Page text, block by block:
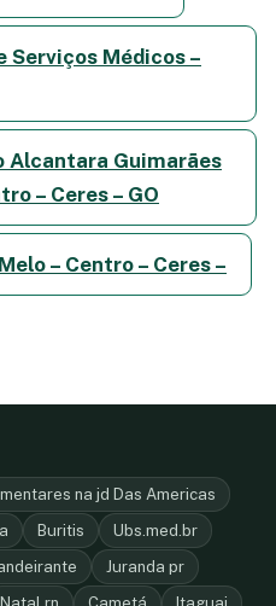
Serviços Médicos –
Alcantara Guimarães
– Ceres – GO
– Centro – Ceres –
na jd Das Americas
Buritis
Ubs.med.br
Juranda pr